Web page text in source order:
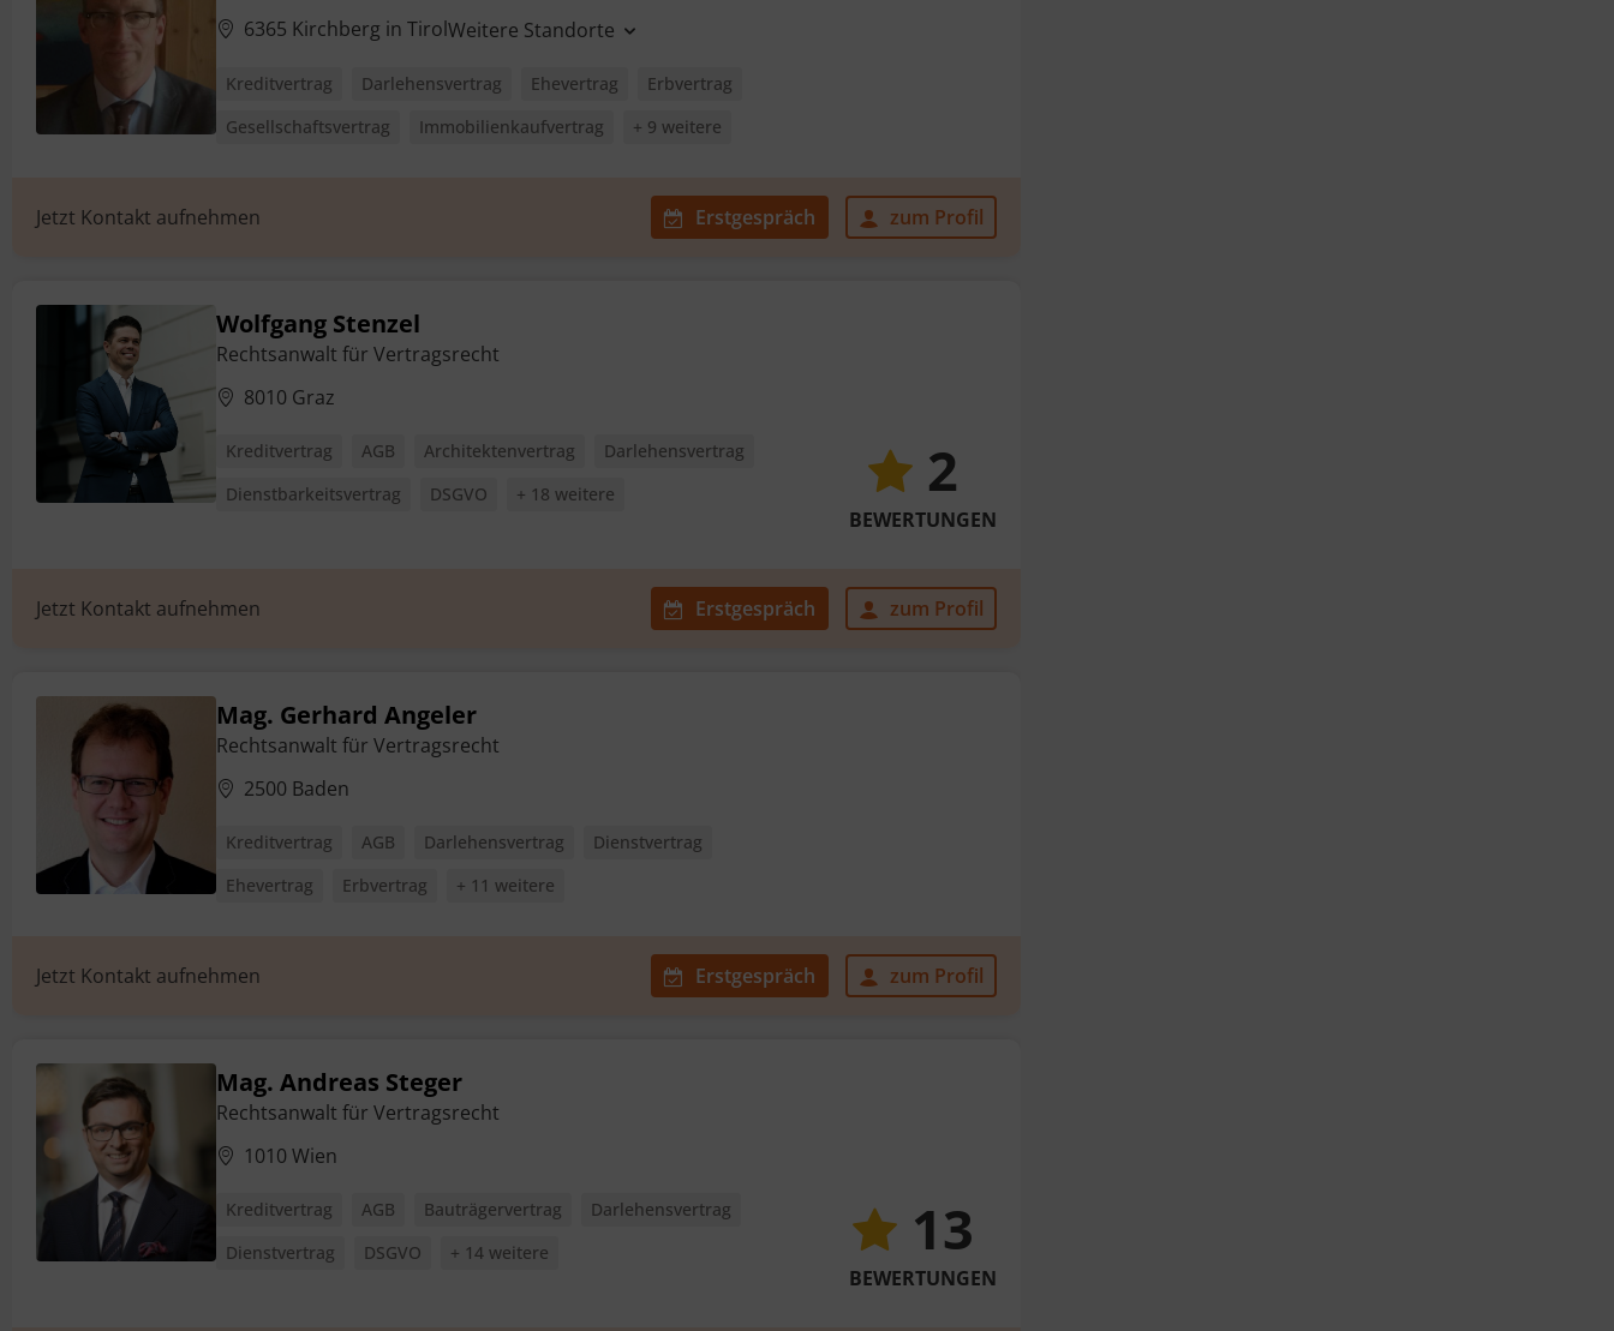
6365 Kirchberg in TirolWeitere Standorte
Kreditvertrag Darlehensvertrag Ehevertrag
Erbvertrag
Gesellschaftsvertrag
Immobilienkaufvertrag + 9 weitere
Jetzt Kontakt aufnehmen Erstgespräch zum Profil
Wolfgang Stenzel
Rechtsanwalt für Vertragsrecht
8010 Graz
Kreditvertrag AGB Architektenvertrag
Darlehensvertrag
Dienstbarkeitsvertrag
DSGVO + 18 weitere 2
BEWERTUNGEN
Jetzt Kontakt aufnehmen Erstgespräch zum Profil
Mag. Gerhard Angeler
Rechtsanwalt für Vertragsrecht
2500 Baden
Kreditvertrag AGB Darlehensvertrag
Dienstvertrag
Ehevertrag
Erbvertrag + 11 weitere
Jetzt Kontakt aufnehmen Erstgespräch zum Profil
Mag. Andreas Steger
Rechtsanwalt für Vertragsrecht
1010 Wien
Kreditvertrag AGB Bauträgervertrag
Darlehensvertrag
Dienstvertrag
DSGVO + 14 weitere 13
BEWERTUNGEN